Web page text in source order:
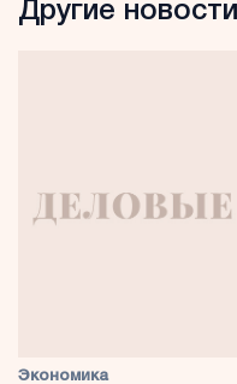
Другие новости
Экономика